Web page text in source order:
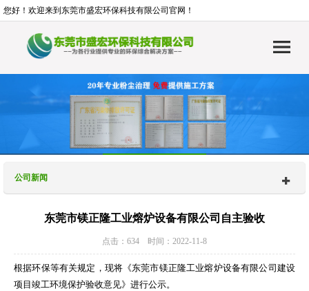
您好！欢迎来到东莞市盛宏环保科技有限公司官网！
公司新闻
东莞市镁正隆工业熔炉设备有限公司自主验收
点击：634 时间：2022-11-8
根据环保等有关规定，现将《东莞市镁正隆工业熔炉设备有限公司建设
项目竣工环境保护验收意见》进行公示。